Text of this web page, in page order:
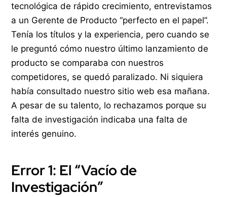
tecnológica de rápido crecimiento, entrevistamos
a un Gerente de Producto “perfecto en el papel”.
Tenía los títulos y la experiencia, pero cuando se
le preguntó cómo nuestro último lanzamiento de
producto se comparaba con nuestros
competidores, se quedó paralizado. Ni siquiera
había consultado nuestro sitio web esa mañana.
A pesar de su talento, lo rechazamos porque su
falta de investigación indicaba una falta de
interés genuino.
Error 1: El “Vacío de
Investigación”